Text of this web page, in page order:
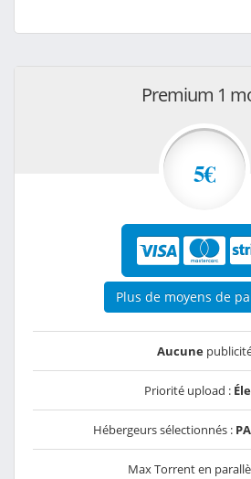
Premium 1
5€
Plus de moyens de
Aucune
Priorité upload :
Hébergeurs sélectionnés :
Max Torrent en